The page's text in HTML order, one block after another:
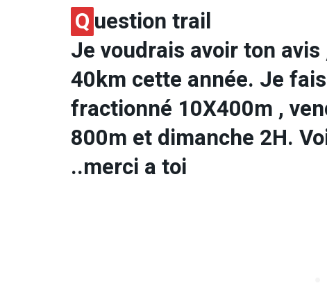
Question trail
Je voudrais avoir ton
40km cette année. Je
fractionné 10X400m ,
800m et dimanche 2H.
..merci a toi